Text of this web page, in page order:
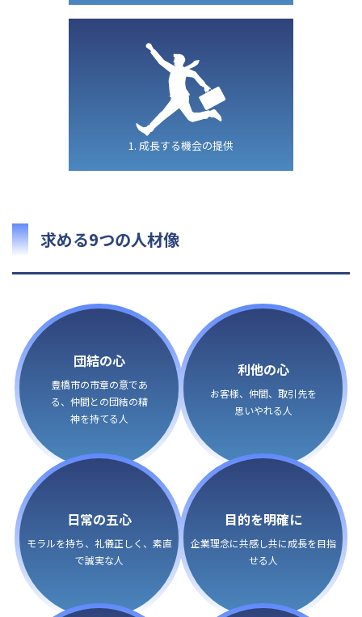
1. 成長する機会の提供
求める9つの人材像
団結の心
豊橋市の市章の意であ
る、仲間との団結の精
神を持てる人
利他の心
お客様、仲間、取引先を
思いやれる人
日常の五心
モラルを持ち、礼儀正しく、 素直
で誠実な人
目的を明確に
企業理念に共感し共に成長を目指
せる人